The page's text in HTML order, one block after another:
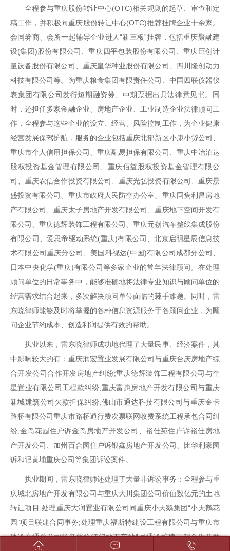
全程参与重庆股份转让中心(OTC)相关规则的起草、审查和定
稿工作，并积极向重庆股份转让中心(OTC)推荐挂牌企业十余家。
会同劵商、会所一起辅导企业进人“新三板”挂牌，包括重庆聚融建
设(集团)股份有限公司、重庆四平包装股份有限公司、重庆巨创计
量设备股份有限公司、重庆皇华种业股份有限公司、四川隆创动力
科技有限公司等。为重庆粮食集团有限责任公司、中国四联仪器仪
表集团有限公司发行短期融资券、中期票据出具法律意见书。同
时，还担任多家金融企业、房地产企业、工业制造企业法律顾问工
作，全程参与这些企业的设立、经营、风险控制工作，为企业健康
经营发展保驾护航，服务的企业包括重庆北部新区小康小贷公司、
重庆市个人信用担保公司、重庆融易担保有限公司、重庆中冶泊达
股权投资基金管理有限公司、重庆佰益股权投资基金管理有限公
司、重庆农信合作投资有限公司、重庆光弘投资有限公司、重庆景
盛投资有限公司、重庆市政府人民防空办公室、重庆同隽利昌房地
产有限公司、重庆太子房地产开发有限公司、重庆地下空间开发有
限公司、重庆德辉装饰工程有限公司、重庆元创汽车整线集成股份
有限公司、爱思帝驱动系统(重庆)有限公司、北京启明星辰信息技
术有限公司重庆分公司、美国科视达(中国)有限公司成都分公司、
日本中央化学(重庆)有限公司等多家企业的常年法律顾问。在处理
顾问单位的日常事务中，能够准确地将法律专业知识与顾问单位的
经营需求结合起来，多次解决顾问单位面临的棘手难题。同时，雷
东晓律师能够及时将掌握的各种信息资源服务于各顾问企业，为顾
问企业节约成本、创造利润提供有效的帮助。
执业以来，雷东晓律师成功地代理了大量民事、经济案件，其
中影响较大的有：重庆润宏置业发展有限公司与重庆台庆房地产综
合开发公司合作开发房地产纠纷;重庆德辉装饰工程有限公司与奎
星置业有限公司工程款纠纷;重庆富惠房地产开发有限公司与重庆
新城建筑公司欠款担保纠纷;佛山市通达科技有限公司与重庆金卡
路桥有限公司重庆市路桥通行费次票联网收费系统工程承包合同纠
纷;金岛花园住户诉金岛房地产开发公司、裕佳苑住户诉裕佳房地
产开发公司、加州百合园住户诉银鑫房地产开发公司、比华利豪园
诉和记黄埔重庆公司等集团诉讼案件。
执业期间，雷东晓律师还处理了大量非诉讼事务：全程参与重
庆城北房地产开发有限公司与重庆大川集团公司价值数亿元的土地
转让项目;处理重庆大润置业有限公司同重庆小天鹅集团“小天鹅花
园”项目联建合同事务;处理重庆福斯特建设工程有限公司与重庆市
轨道交通总公司较新线临江门地下车站Ⅱ号通道扩建工程合作开发
  